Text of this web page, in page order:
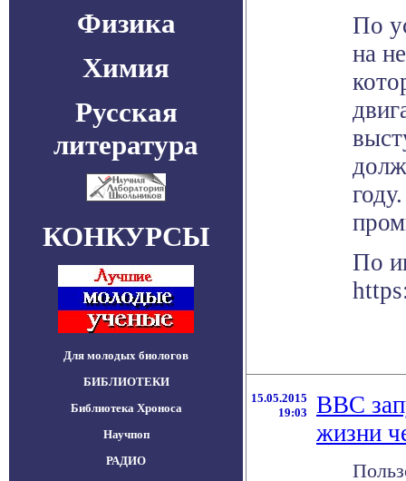
Физика
Химия
Русская
литература
КОНКУРСЫ
Для молодых биологов
БИБЛИОТЕКИ
Библиотека Хроноса
Научпоп
РАДИО
По
на
По
15.05.2015
19:03
BBC
жизни